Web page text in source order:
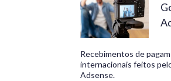
Recebimentos de
internacionais feitos
Adsense.